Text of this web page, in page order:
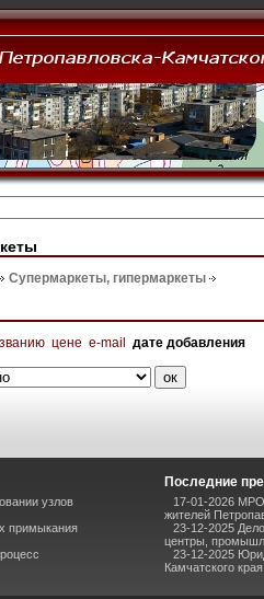
Супермаркеты, гипермаркеты
цене e-mail дате добавления
узлов
примыкания
Последние
17-01-2026
жителей
23-12-2025
центры,
23-12-2025
Камчатского края